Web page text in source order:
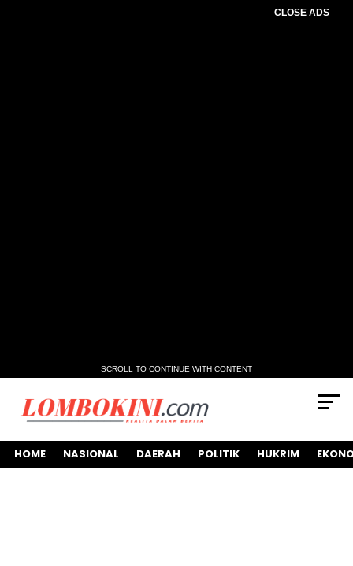
CLOSE ADS
SCROLL TO CONTINUE WITH CONTENT
HOME NASIONAL DAERAH POLITIK HUKRIM